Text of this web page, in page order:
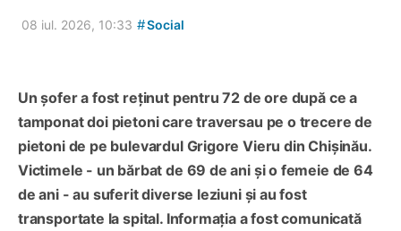
08 iul. 2026, 10:33 #Social
Un șofer a fost reținut pentru 72 de ore după ce a
tamponat doi pietoni care traversau pe o trecere de
pietoni de pe bulevardul Grigore Vieru din Chișinău.
Victimele - un bărbat de 69 de ani și o femeie de 64
de ani - au suferit diverse leziuni și au fost
transportate la spital. Informația a fost comunicată